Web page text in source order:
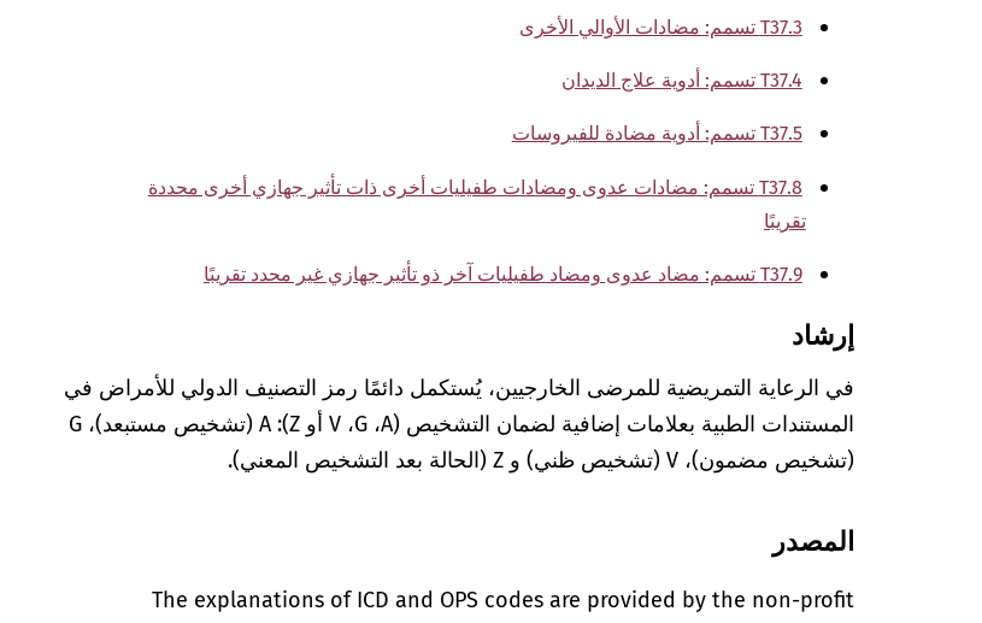
T37.3 تسمم: مضادات الأوالي الأخرى
T37.4 تسمم: أدوية علاج الديدان
T37.5 تسمم: أدوية مضادة للفيروسات
T37.8 تسمم: مضادات عدوى ومضادات طفيليات أخرى ذات تأثير جهازي أخرى محددة
تقريبًا
T37.9 تسمم: مضاد عدوى ومضاد طفيليات آخر ذو تأثير جهازي غير محدد تقريبًا
إرشاد
في الرعاية التمريضية للمرضى الخارجيين، يُستكمل دائمًا رمز التصنيف الدولي للأمراض في
المستندات الطبية بعلامات إضافية لضمان التشخيص (A‏، G‏، V أو Z): A (تشخيص مستبعد)، G
(تشخيص مضمون)، V (تشخيص ظني) و Z (الحالة بعد التشخيص المعني).
المصدر
The explanations of ICD and OPS codes are provided by the non-profit